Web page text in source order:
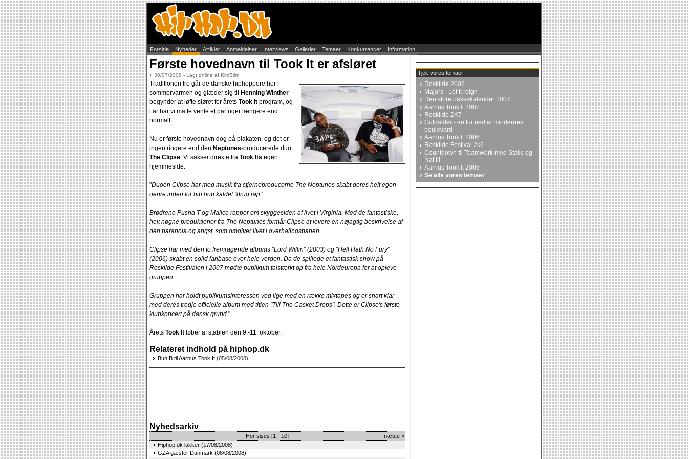
Forside Nyheder Artikler Anmeldelser Interviews Gallerier Temaer Konkurrencer Information
Første hovednavn til Took It er afsløret
30/07/2008 - Lagt online af KimBlim
Traditionen tro går de danske hiphoppere her i
sommervarmen og glæder sig til
Henning Winther
begynder at løfte sløret for årets Took It program, og
i år har vi måtte vente et par uger længere end
normalt.
Nu er første hovednavn dog på plakaten, og det er
ingen ringere end den Neptunes-producerede duo,
The Clipse. Vi sakser direkte fra Took Its egen
hjemmeside:
"Duoen Clipse har med musik fra stjerneproducerne The Neptunes skabt deres helt egen
genre inden for hip hop kaldet "drug rap".
Brødrene Pusha T og Malice rapper om skyggesiden af livet i Virginia. Med de fantastiske,
helt nøgne produktioner fra The Neptunes formår Clipse at levere en nøjagtig beskrivelse af
den paranoia og angst, som omgiver livet i overhalingsbanen.
Clipse har med den to fremragende albums "Lord Willin" (2003) og "Hell Hath No Fury"
(2006) skabt en solid fanbase over hele verden. Da de spillede et fantastisk show på
Roskilde Festivalen i 2007 mødte publikum talstærkt op fra hele Nordeuropa for at opleve
gruppen.
Gruppen har holdt publikumsinteressen ved lige med en række mixtapes og er snart klar
med deres tredje officielle album med titlen "Till The Casket Drops". Dette er Clipse's første
klubkoncert på dansk grund."
Årets Took It løber af stablen den 9.-11. oktober.
Relateret indhold på hiphop.dk
Bun B til Aarhus Took It (05/08/2008)
Nyhedsarkiv
næste >
Her vises [1 - 10]
Hiphop.dk lukker (17/08/2008)
GZA gæster Danmark (08/08/2008)
Tjek vores temaer
Roskilde 2008
Majors - Let it reign
Den store pakkekalender 2007
Aarhus Took It 2007
Roskilde 2K7
Guldalder - en tur ned af mindernes
boulevard
Aarhus Took It 2006
Roskilde Festival 2k6
Countdown til Teamwork med Static og
Nat ill
Aarhus Took It 2005
Se alle vores temaer